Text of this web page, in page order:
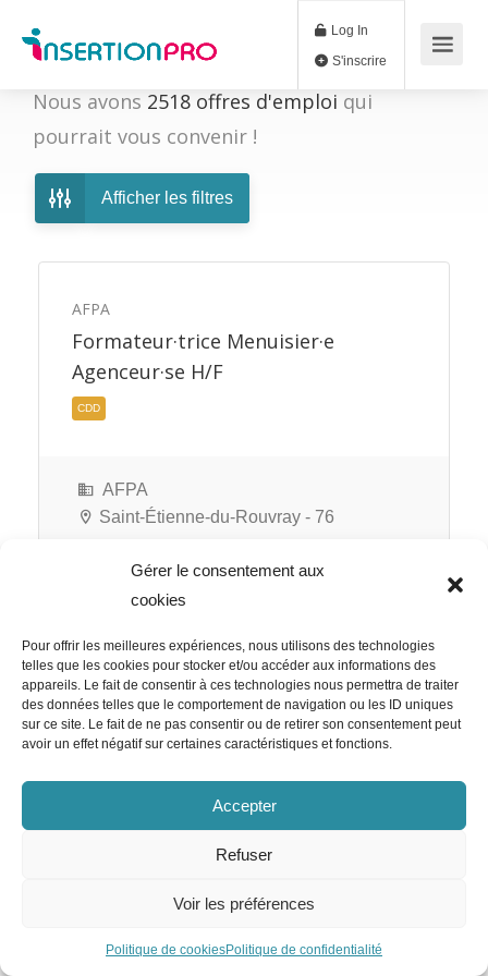
Gérer le consentement aux
cookies
Pour offrir les meilleures expériences, nous utilisons des technologies
telles que les cookies pour stocker et/ou accéder aux informations des
appareils. Le fait de consentir à ces technologies nous permettra de traiter
des données telles que le comportement de navigation ou les ID uniques
sur ce site. Le fait de ne pas consentir ou de retirer son consentement peut
avoir un effet négatif sur certaines caractéristiques et fonctions.
Accepter
Refuser
Voir les préférences
Politique de cookiesPolitique de confidentialité
Log In
Nous avons 2518 offres d'emploi qui
pourrait vous convenir !
Afficher les filtres
AFPA
Formateur·trice Menuisier·e
Agenceur·se H/F
CDD
AFPA
Saint-Étienne-du-Rouvray - 76
Responsable RH Appels d’Offre
H/F
RATP Cap Île-de-France
Team Emploi